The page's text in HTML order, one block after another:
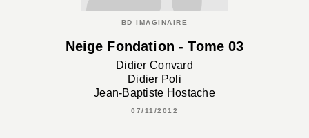
BD IMAGINAIRE
Neige Fondation - Tome 03
Didier Convard
Didier Poli
Jean-Baptiste Hostache
07/11/2012